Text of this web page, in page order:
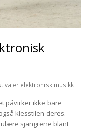
elektronisk musikk
påvirker ikke bare
klesstilen deres.
sjangrene blant